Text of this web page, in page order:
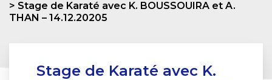
Stage de Karaté avec K. BOUSSOUIRA et A.
THAN – 14.12.20205
Stage de Karaté avec K.